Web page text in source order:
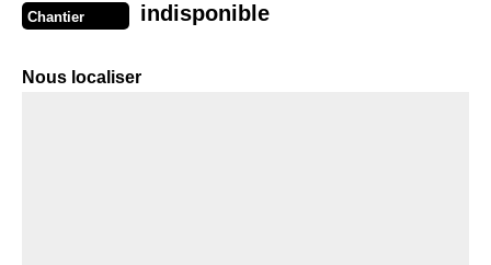
Chantier indisponible
Nous localiser